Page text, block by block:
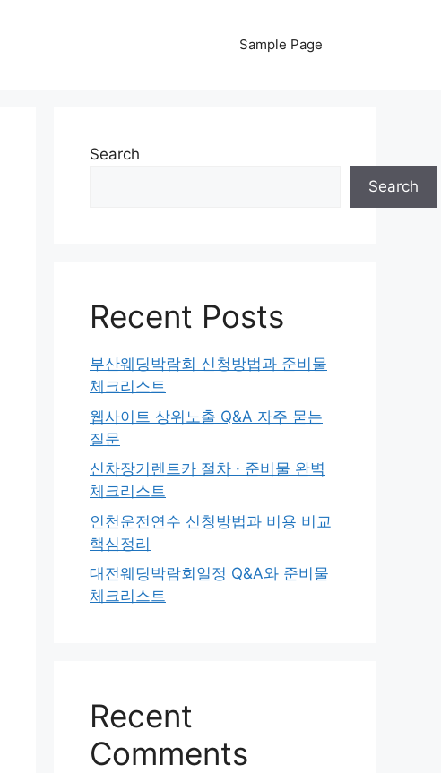
Sample Page
Search
Search
Recent Posts
부산웨딩박람회 신청방법과 준비물
체크리스트
웹사이트 상위노출 Q&A 자주 묻는
질문
신차장기렌트카 절차 · 준비물 완벽
체크리스트
인천운전연수 신청방법과 비용 비교
핵심정리
대전웨딩박람회일정 Q&A와 준비물
체크리스트
Recent
Comments